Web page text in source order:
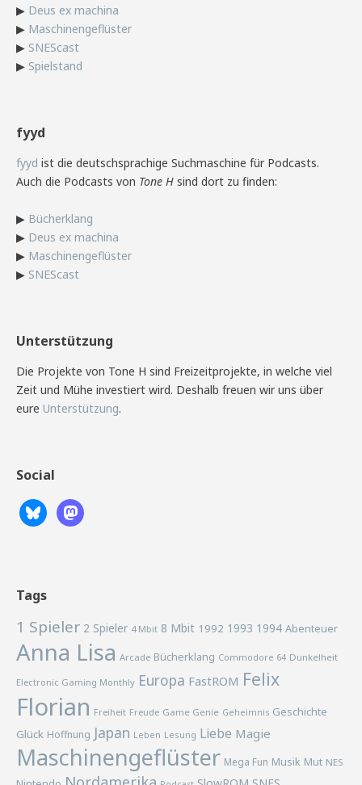
▶ Deus ex machina
▶ Maschinengeflüster
▶ SNEScast
▶ Spielstand
fyyd
fyyd ist die deutschsprachige Suchmaschine für Podcasts.
Auch die Podcasts von Tone H sind dort zu finden:
▶ Bücherklang
▶ Deus ex machina
▶ Maschinengeflüster
▶ SNEScast
Unterstützung
Die Projekte von Tone H sind Freizeitprojekte, in welche viel
Zeit und Mühe investiert wird. Deshalb freuen wir uns über
eure Unterstützung.
Social
Tags
1 Spieler 2 Spieler 4 Mbit 8 Mbit 1992 1993 1994 Abenteuer
Anna Lisa Arcade Bücherklang Commodore 64 Dunkelheit
Electronic Gaming Monthly Europa FastROM Felix
Florian Freiheit Freude Game Genie Geheimnis Geschichte
Glück Hoffnung Japan Leben Lesung Liebe Magie
Maschinengeflüster Mega Fun Musik Mut NES